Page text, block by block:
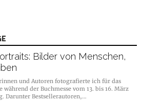
Bilder von Menschen,
und Autoren fotografierte ich für das
während der Buchmesse vom 13. bis 16. März
Darunter Bestsellerautoren,…